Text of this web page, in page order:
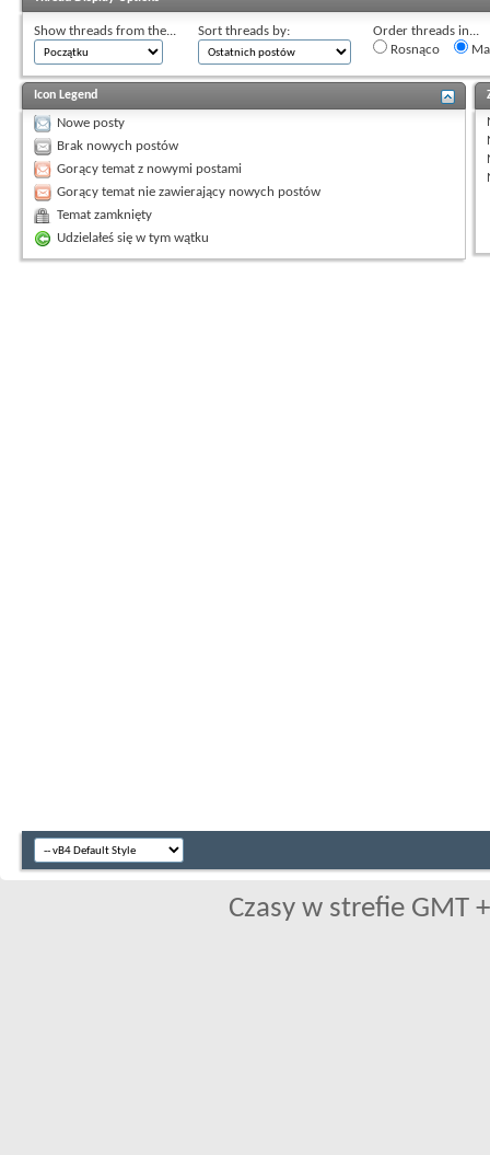
Show threads from the... Sort threads by:
Order threads in...
Rosnąco
Icon Legend
Nowe posty
Brak nowych postów
Gorący temat z nowymi postami
Gorący temat nie zawierający nowych postów
Temat zamknięty
Udzielałeś się w tym wątku
Czasy w strefie GMT